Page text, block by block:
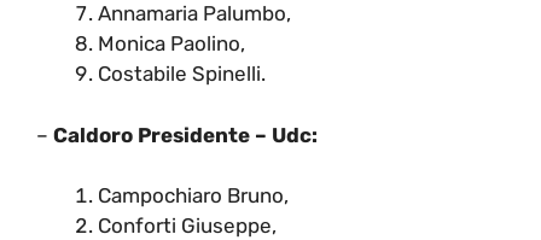
Annamaria Palumbo,
Monica Paolino,
Costabile Spinelli.
– Caldoro Presidente – Udc:
Campochiaro Bruno,
Conforti Giuseppe,